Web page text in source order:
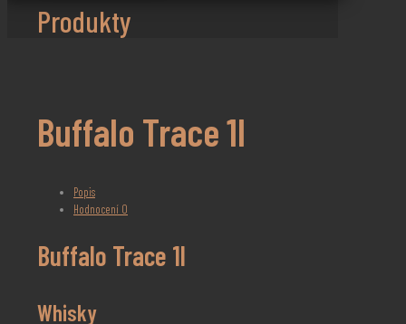
Produkty
Buffalo Trace 1l
Popis
Hodnocení 0
Buffalo Trace 1l
Whisky